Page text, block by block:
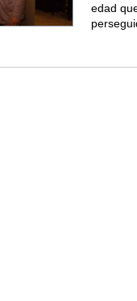
edad